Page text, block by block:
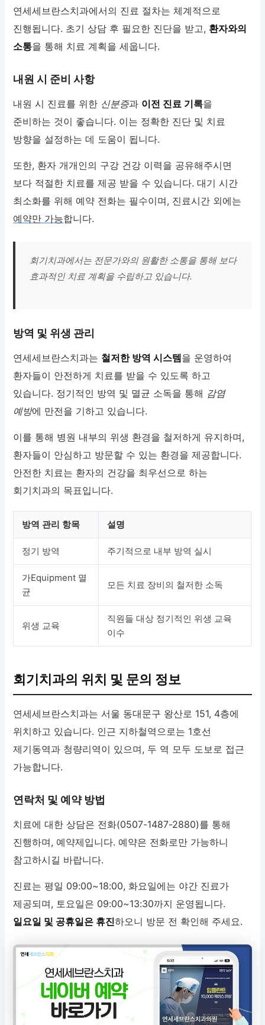
연세세브란스치과에서의 진료 절차는 체계적으로
진행됩니다. 초기 상담 후 필요한 진단을 받고, 환자와의
소통을 통해 치료 계획을 세웁니다.
내원 시 준비 사항
내원 시 진료를 위한 신분증과 이전 진료 기록을
준비하는 것이 좋습니다. 이는 정확한 진단 및 치료
방향을 설정하는 데 도움이 됩니다.
또한, 환자 개개인의 구강 건강 이력을 공유해주시면
보다 적절한 치료를 제공 받을 수 있습니다. 대기 시간
최소화를 위해 예약 전화는 필수이며, 진료시간 외에는
예약만 가능합니다.
회기치과에서는 전문가와의 원활한 소통을 통해 보다
효과적인 치료 계획을 수립하고 있습니다.
방역 및 위생 관리
연세세브란스치과는 철저한 방역 시스템을 운영하여
환자들이 안전하게 치료를 받을 수 있도록 하고
있습니다. 정기적인 방역 및 멸균 소독을 통해 감염
예방에 만전을 기하고 있습니다.
이를 통해 병원 내부의 위생 환경을 철저하게 유지하며,
환자들이 안심하고 방문할 수 있는 환경을 제공합니다.
안전한 치료는 환자의 건강을 최우선으로 하는
회기치과의 목표입니다.
방역 관리 항목 설명
정기 방역 주기적으로 내부 방역 실시
가Equipment 멸
균
모든 치료 장비의 철저한 소독
위생 교육
직원들 대상 정기적인 위생 교육
이수
회기치과의 위치 및 문의 정보
연세세브란스치과는 서울 동대문구 왕산로 151, 4층에
위치하고 있습니다. 인근 지하철역으로는 1호선
제기동역과 청량리역이 있으며, 두 역 모두 도보로 접근
가능합니다.
연락처 및 예약 방법
치료에 대한 상담은 전화(0507-1487-2880)를 통해
진행하며, 예약제입니다. 예약은 전화로만 가능하니
참고하시길 바랍니다.
진료는 평일 09:00~18:00, 화요일에는 야간 진료가
제공되며, 토요일은 09:00~13:30까지 운영됩니다.
일요일 및 공휴일은 휴진하오니 방문 전 확인해 주세요.